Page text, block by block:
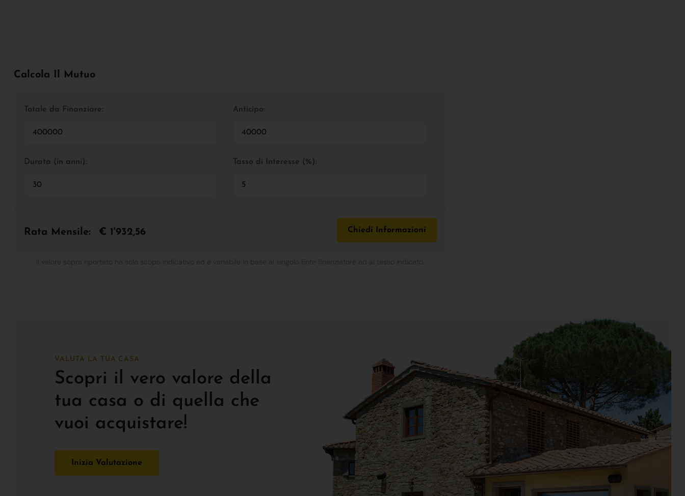
Calcola Il Mutuo
Totale da Finanziare: Anticipo:
Durata (in anni): Tasso di Interesse (%):
Rata Mensile: € 1'932,56 Chiedi Informazioni
VALUTA LA TUA CASA
Scopri il vero valore della
tua casa o di quella che
vuoi acquistare!
Inizia Valutazione